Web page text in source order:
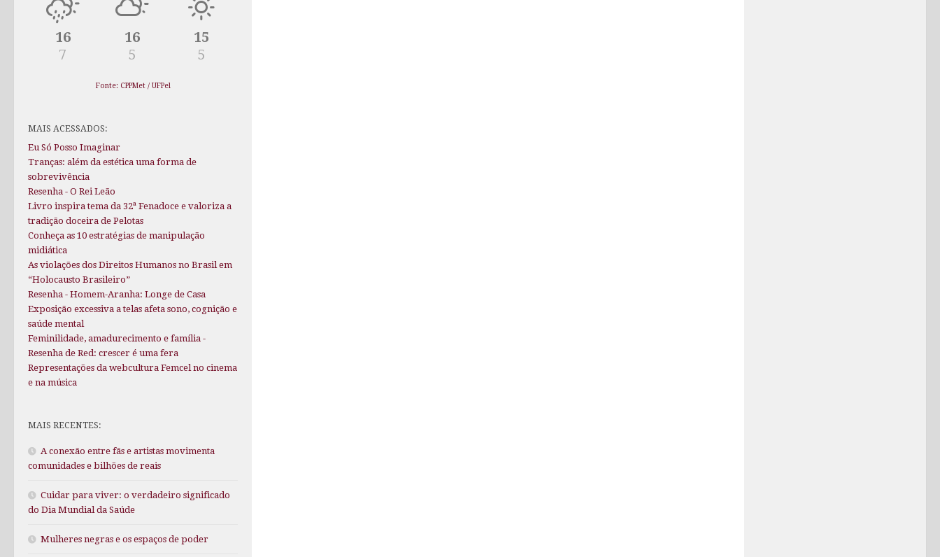
16
7
16
5
15
5
Fonte: CPPMet / UFPel
MAIS ACESSADOS:
Eu Só Posso Imaginar
Tranças: além da estética uma forma de
sobrevivência
Resenha - O Rei Leão
Livro inspira tema da 32ª Fenadoce e valoriza a
tradição doceira de Pelotas
Conheça as 10 estratégias de manipulação
midiática
As violações dos Direitos Humanos no Brasil em
“Holocausto Brasileiro”
Resenha - Homem-Aranha: Longe de Casa
Exposição excessiva a telas afeta sono, cognição e
saúde mental
Feminilidade, amadurecimento e família -
Resenha de Red: crescer é uma fera
Representações da webcultura Femcel no cinema
e na música
MAIS RECENTES:
A conexão entre fãs e artistas movimenta
comunidades e bilhões de reais
Cuidar para viver: o verdadeiro significado
do Dia Mundial da Saúde
Mulheres negras e os espaços de poder